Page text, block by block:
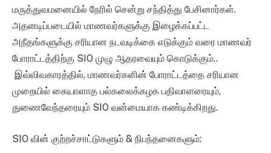
மருத்துவமனையில் நேரில் சென்று சந்தித்து பேசினார்கள்.
அதனடிப்படையில் மாணவர்களுக்கு இழைக்கப்பட்ட
அநீதங்களுக்கு சரியான நடவடிக்கை எடுக்கும் வரை மாணவர்
போராட்டத்திற்கு SIO முழு ஆதரவையும் கொடுக்கும்..
இவ்விவகாரத்தில், மாணவர்களின் போராட்டத்தை சரியான
முறையில் கையாளாத பல்கலைக்கழக பதிவாளரையும்,
துணைவேந்தரையும் SIO வன்மையாக கண்டிக்கிறது.
SIO வின் குற்றச்சாட்டுகளும் & நிபந்தனைகளும்: